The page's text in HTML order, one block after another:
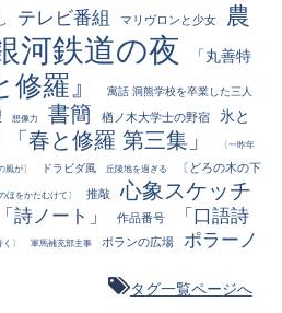
テレビ番組 マリヴロンと少女
農
河鉄道の夜
「丸善特
修羅』 寓話 洞熊学校を卒業した三人
想像力 書簡 楢ノ木大学士の野宿
氷と
「春と修羅 第三集」 〔一昨年
風が〕 ドラビダ風 丘陵地を過ぎる
〔どろの木の下
ほをかたむけて〕 推敲 心象スケッチ
「詩ノート」 作品番号
「口語詩
〕 軍馬補充部主事 ポランの広場
ポラーノ
タグ一覧ページへ